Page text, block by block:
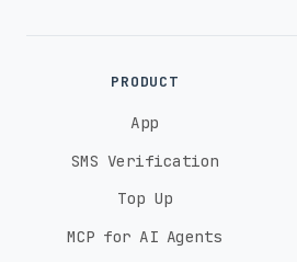
PRODUCT
App
SMS Verification
Top Up
MCP for AI Agents